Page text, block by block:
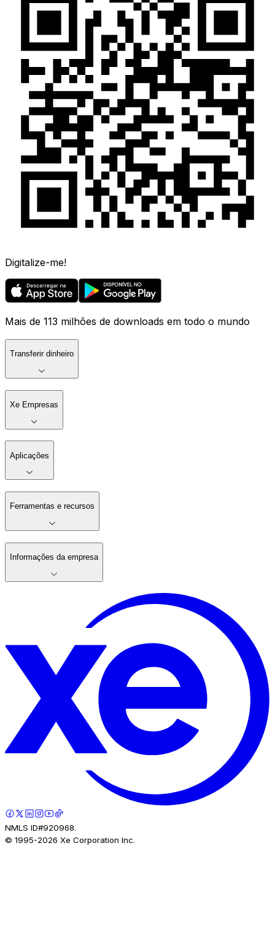
Digitalize-me!
Mais de 113 milhões de downloads em todo o mundo
Transferir dinheiro
Xe Empresas
Aplicações
Ferramentas e recursos
Informações da empresa
NMLS ID#920968.
© 1995-2026 Xe Corporation Inc.